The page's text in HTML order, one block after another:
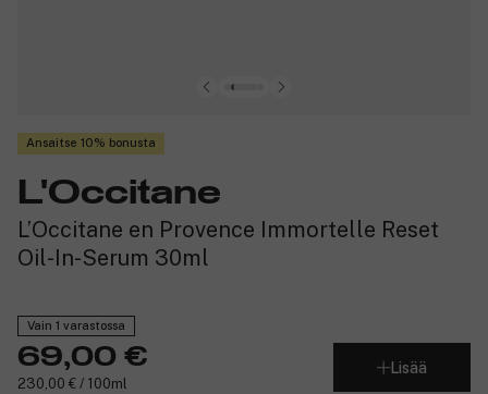
Ansaitse 10% bonusta
L'Occitane
L’Occitane en Provence Immortelle Reset
Oil-In-Serum 30ml
Vain 1 varastossa
69,00 €
230,00 € / 100ml
Lisää